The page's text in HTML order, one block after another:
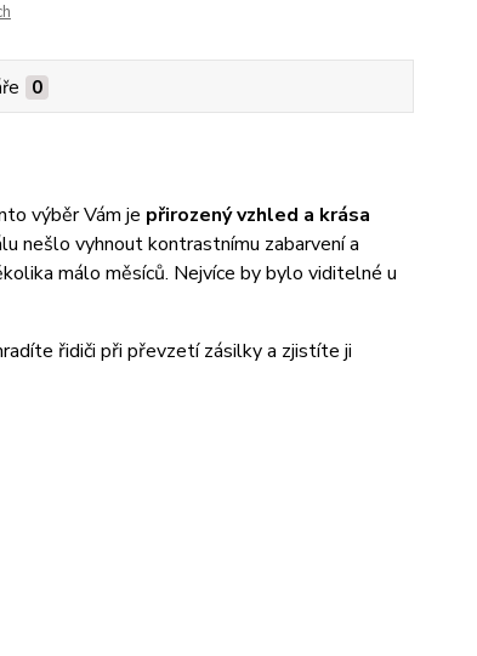
0
výběr Vám je přirozený vzhled a krása
nešlo vyhnout kontrastnímu zabarvení a
málo měsíců. Nejvíce by bylo viditelné u
řidiči při převzetí zásilky a zjistíte ji